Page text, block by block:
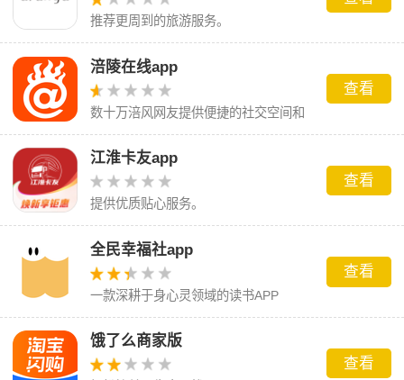
推荐更周到的旅游服务。
涪陵在线app
数十万涪风网友提供便捷的社交空间和
贴心的本土生活服务
查看
江淮卡友app
提供优质贴心服务。
查看
全民幸福社app
一款深耕于身心灵领域的读书APP
查看
饿了么商家版
查看